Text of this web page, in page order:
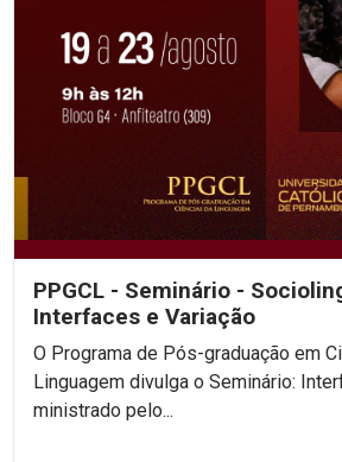
PPGCL - Seminário -
Interfaces e Variação
O Programa de Pós-graduação em
Linguagem divulga o Seminário:
ministrado pelo...